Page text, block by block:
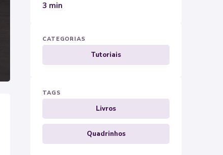
3 min
CATEGORIAS
Tutoriais
TAGS
Livros
Quadrinhos